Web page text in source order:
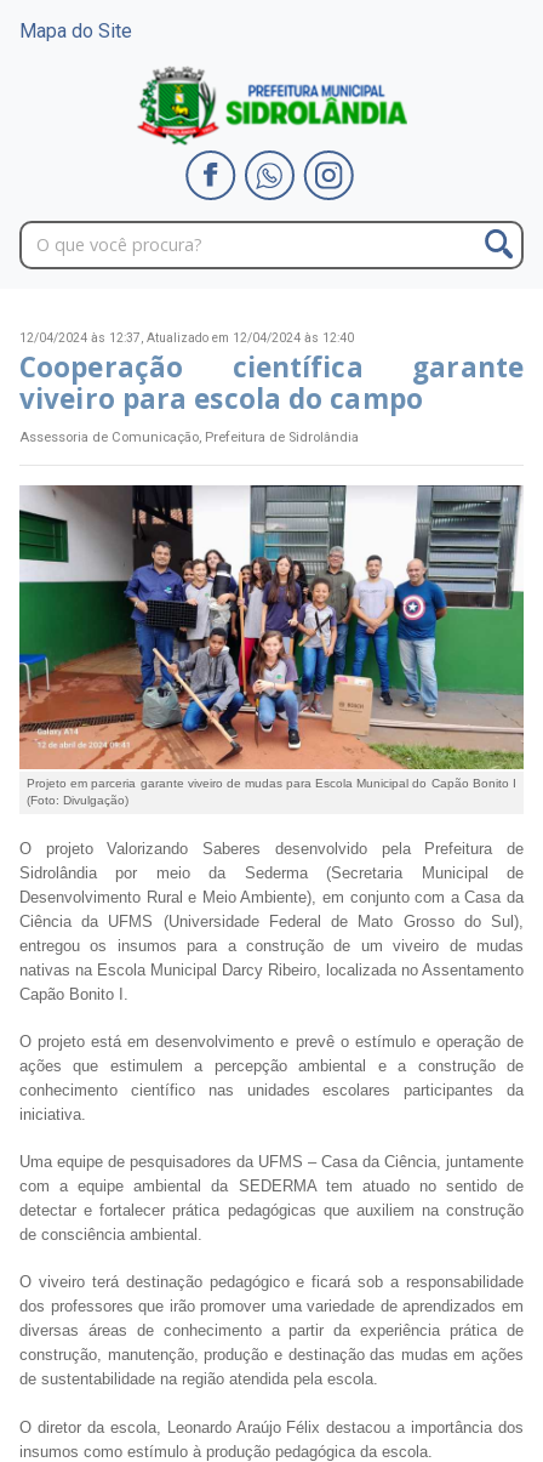
Mapa do Site
12/04/2024 às 12:37, Atualizado em 12/04/2024 às 12:40
Cooperação científica garante
viveiro para escola do campo
Assessoria de Comunicação, Prefeitura de Sidrolândia
Projeto em parceria garante viveiro de mudas para Escola Municipal do Capão Bonito I
(Foto: Divulgação)
O projeto Valorizando Saberes desenvolvido pela Prefeitura de
Sidrolândia por meio da Sederma (Secretaria Municipal de
Desenvolvimento Rural e Meio Ambiente), em conjunto com a Casa da
Ciência da UFMS (Universidade Federal de Mato Grosso do Sul),
entregou os insumos para a construção de um viveiro de mudas
nativas na Escola Municipal Darcy Ribeiro, localizada no Assentamento
Capão Bonito I.
O projeto está em desenvolvimento e prevê o estímulo e operação de
ações que estimulem a percepção ambiental e a construção de
conhecimento científico nas unidades escolares participantes da
iniciativa.
Uma equipe de pesquisadores da UFMS – Casa da Ciência, juntamente
com a equipe ambiental da SEDERMA tem atuado no sentido de
detectar e fortalecer prática pedagógicas que auxiliem na construção
de consciência ambiental.
O viveiro terá destinação pedagógico e ficará sob a responsabilidade
dos professores que irão promover uma variedade de aprendizados em
diversas áreas de conhecimento a partir da experiência prática de
construção, manutenção, produção e destinação das mudas em ações
de sustentabilidade na região atendida pela escola.
O diretor da escola, Leonardo Araújo Félix destacou a importância dos
insumos como estímulo à produção pedagógica da escola.